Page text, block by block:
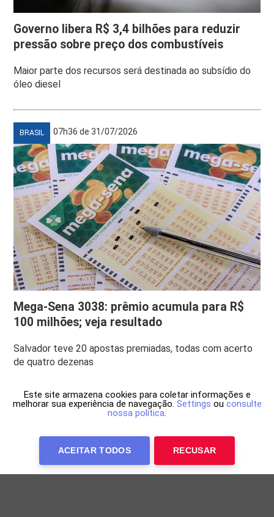
Governo libera R$ 3,4 bilhões para reduzir
pressão sobre preço dos combustíveis
Maior parte dos recursos será destinada ao subsídio do
óleo diesel
BRASIL 07h36 de 31/07/2026
Mega-Sena 3038: prêmio acumula para R$
100 milhões; veja resultado
Salvador teve 20 apostas premiadas, todas com acerto
de quatro dezenas
Este site armazena cookies para coletar informações e
melhorar sua experiência de navegação. Settings ou consulte
nossa política.
ACEITAR TODOS RECUSAR